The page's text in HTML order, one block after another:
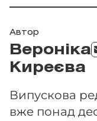
Автор
Вероніка
Киреєва
Випускова
вже понад